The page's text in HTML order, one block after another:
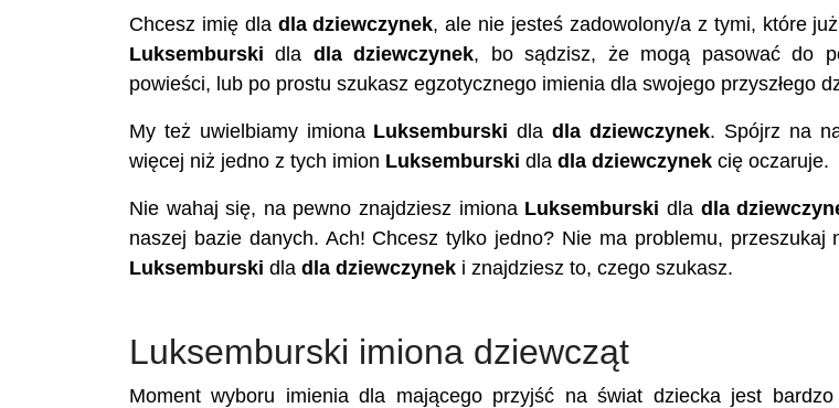
Chcesz imię dla dla dziewczynek, ale nie jesteś zadowolony/a z tymi, które
Luksemburski dla dla dziewczynek, bo sądzisz, że mogą pasować do
powieści, lub po prostu szukasz egzotycznego imienia dla swojego przyszłego
My też uwielbiamy imiona Luksemburski dladla dziewczynek. Spójrz na
więcej niż jedno z tych imion Luksemburski dla dla dziewczynek cię oczaruje.
Nie wahaj się, na pewno znajdziesz imiona Luksemburski dla dla
naszej bazie danych. Ach! Chcesz tylko jedno? Nie ma problemu, przeszukaj
Luksemburski dla dla dziewczynek i znajdziesz to, czego szukasz.
Luksemburski imiona dziewcząt
Moment wyboru imienia dla mającego przyjść na świat dziecka jest bardzo